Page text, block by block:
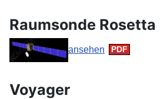
Raumsonde Rosetta
ansehen
Voyager